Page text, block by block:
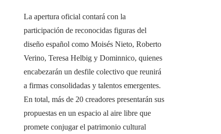
La apertura oficial contará con la
participación de reconocidas figuras del
diseño español como Moisés Nieto, Roberto
Verino, Teresa Helbig y Dominnico, quienes
encabezarán un desfile colectivo que reunirá
a firmas consolidadas y talentos emergentes.
En total, más de 20 creadores presentarán sus
propuestas en un espacio al aire libre que
promete conjugar el patrimonio cultural